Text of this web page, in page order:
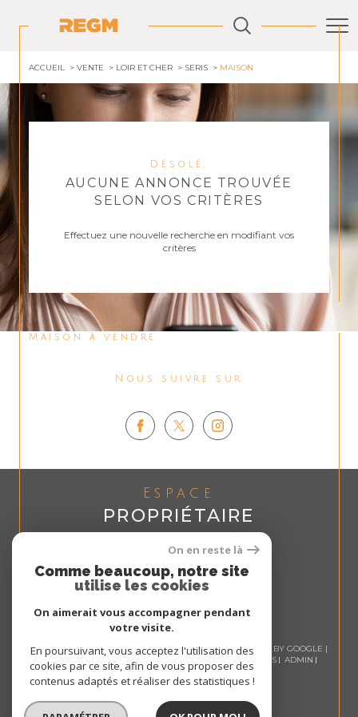
ACCUEIL VENTE LOIR ET CHER SERIS MAISON
Désolé,
AUCUNE ANNONCE TROUVÉE
SELON VOS CRITÈRES
Effectuez une nouvelle recherche en modifiant vos
critères
Maison à vendre
Nous suivre sur
Espace
PROPRIÉTAIRE
Se connecter
© 2026 | TOUS DROITS RÉSERVÉS | TRADUCTION POWERED BY GOOGLE |
NOS HONORAIRES
PLAN DU SITE MENTIONS LÉGALES
ADMIN
NOS LIENS
POLITIQUE RGPD COOKIES
On en reste là
Comme beaucoup, notre site
utilise les cookies
On aimerait vous accompagner pendant
votre visite.
En poursuivant, vous acceptez l'utilisation des
cookies par ce site, afin de vous proposer des
contenus adaptés et réaliser des statistiques !